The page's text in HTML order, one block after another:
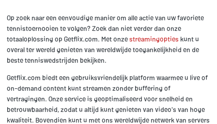
Op zoek naar een eenvoudige manier om alle actie van uw favoriete
tennistoernooien te volgen? Zoek dan niet verder dan onze
totaaloplossing op Getflix.com. Met onzestreamingopties kunt u
overal ter wereld genieten van wereldwijde toegankelijkheid en de
beste tenniswedstrijden bekijken.
Getflix.com biedt een gebruiksvriendelijk platform waarmee u live of
on-demand content kunt streamen zonder buffering of
vertragingen. Onze service is geoptimaliseerd voor snelheid en
betrouwbaarheid, zodat u altijd kunt genieten van video's van hoge
kwaliteit. Bovendien kunt u met ons wereldwijde netwerk van servers